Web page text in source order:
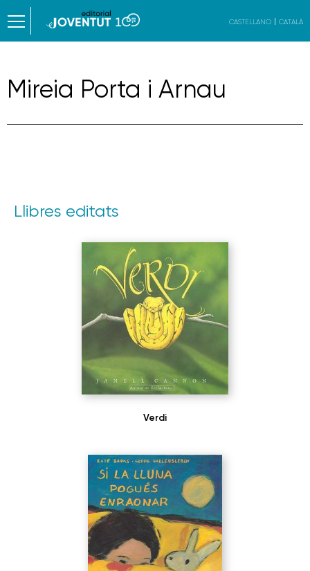
CASTELLANO CATALÀ
Mireia Porta i Arnau
Llibres editats
Verdi